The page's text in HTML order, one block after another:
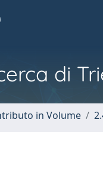
di
in Volume